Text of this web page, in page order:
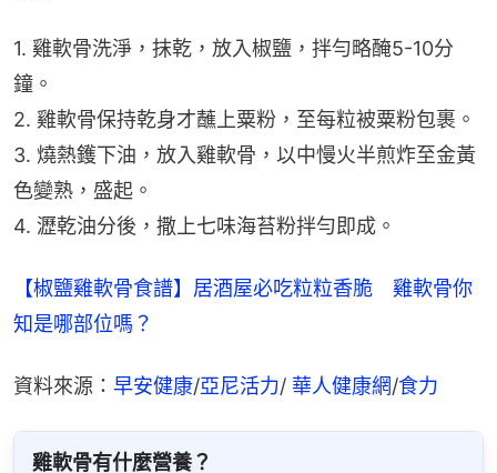
1. 雞軟骨洗淨，抹乾，放入椒鹽，拌勻略醃5-10分
鐘。
2. 雞軟骨保持乾身才蘸上粟粉，至每粒被粟粉包裹。
3. 燒熱鑊下油，放入雞軟骨，以中慢火半煎炸至金黃
色變熟，盛起。
4. 瀝乾油分後，撒上七味海苔粉拌勻即成。
【椒鹽雞軟骨食譜】居酒屋必吃粒粒香脆　雞軟骨你
知是哪部位嗎？
資料來源： 早安健康/亞尼活力/ 華人健康網/食力
雞軟骨有什麼營養？